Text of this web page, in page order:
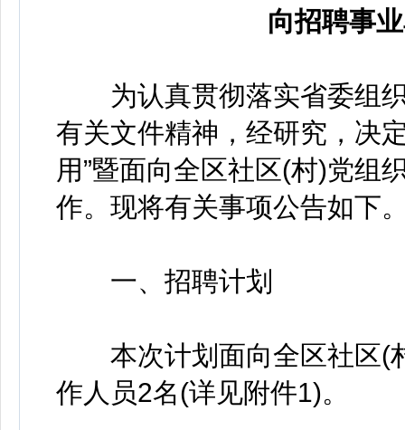
向招聘事
为认真贯彻落实省委组织
有关文件精神，经研究，决
用”暨面向全区社区(村)党组
作。现将有关事项公告如下
一、招聘计划
本次计划面向全区社区(
作人员2名(详见附件1)。